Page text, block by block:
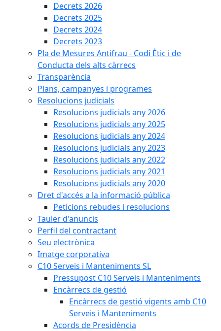
Decrets 2026
Decrets 2025
Decrets 2024
Decrets 2023
Pla de Mesures Antifrau - Codi Ètic i de
Conducta dels alts càrrecs
Transparència
Plans, campanyes i programes
Resolucions judicials
Resolucions judicials any 2026
Resolucions judicials any 2025
Resolucions judicials any 2024
Resolucions judicials any 2023
Resolucions judicials any 2022
Resolucions judicials any 2021
Resolucions judicials any 2020
Dret d'accés a la informació pública
Peticions rebudes i resolucions
Tauler d'anuncis
Perfil del contractant
Seu electrònica
Imatge corporativa
C10 Serveis i Manteniments SL
Pressupost C10 Serveis i Manteniments
Encàrrecs de gestió
Encàrrecs de gestió vigents amb C10
Serveis i Manteniments
Acords de Presidència